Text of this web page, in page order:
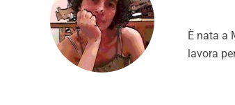
È nata a
lavora